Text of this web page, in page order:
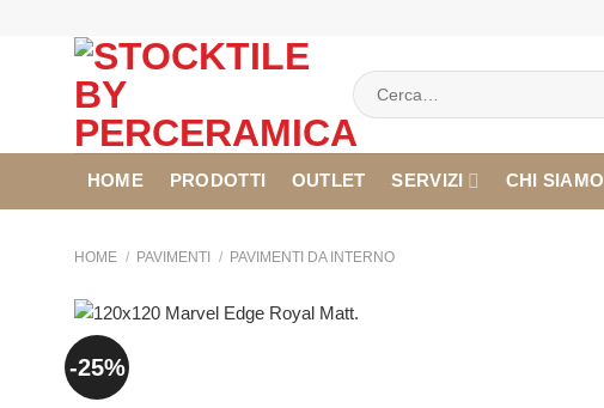
Cerca:
HOME PRODOTTI OUTLET SERVIZI CHI SIAMO
HOME / PAVIMENTI / PAVIMENTI DA INTERNO
-25%